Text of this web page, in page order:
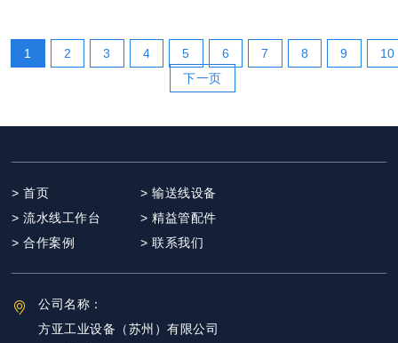
1 2 3 4 5 6 7 8 9
10
下一页
> 首页
> 输送线设备
> 流水线工作台
> 精益管配件
> 合作案例
> 联系我们
公司名称：
方亚工业设备（苏州）有限公司